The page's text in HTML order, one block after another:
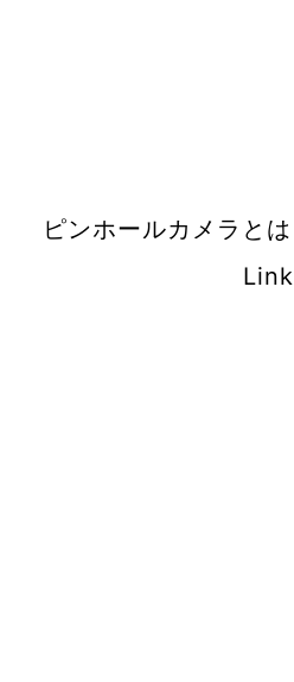
ピンホールカメラとは
Link